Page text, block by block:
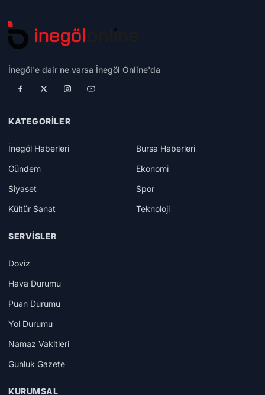
İnegöl'e dair ne varsa İnegöl Online'da
KATEGORILER
İnegöl Haberleri
Bursa Haberleri
Gündem
Ekonomi
Siyaset
Spor
Kültür Sanat
Teknoloji
SERVISLER
Doviz
Hava Durumu
Puan Durumu
Yol Durumu
Namaz Vakitleri
Gunluk Gazete
KURUMSAL